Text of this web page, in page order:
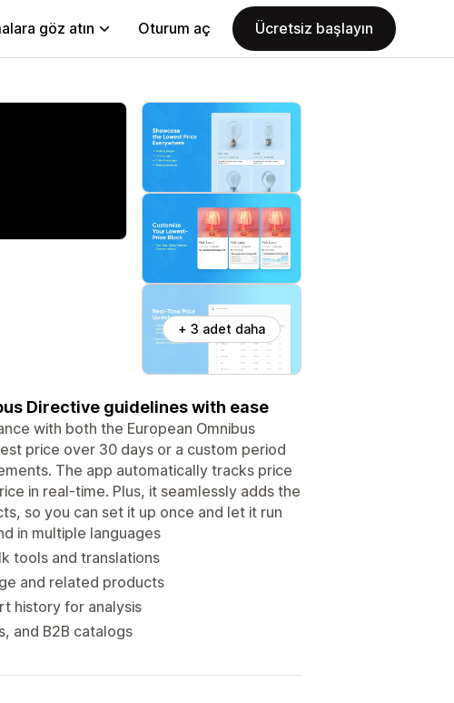
göz atın Oturum aç Ücretsiz başlayın
+ 3 adet daha
Directive guidelines with ease
with both the European Omnibus
price over 30 days or a custom period
The app automatically tracks price
in real-time. Plus, it seamlessly adds the
so you can set it up once and let it run
in multiple languages
tools and translations
and related products
history for analysis
and B2B catalogs